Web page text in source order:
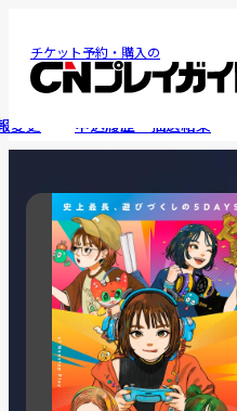
チケット予約・購入の
変更 申込履歴・抽選結果